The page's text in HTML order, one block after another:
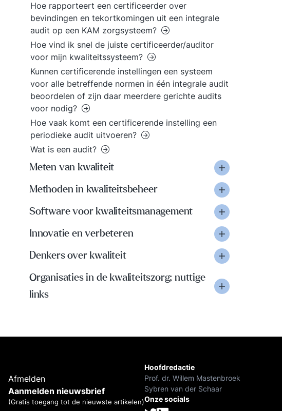
Hoe rapporteert een certificeerder over
bevindingen en tekortkomingen uit een integrale
audit op een KAM zorgsysteem?
Hoe vind ik snel de juiste certificeerder/auditor
voor mijn kwaliteitssysteem?
Kunnen certificerende instellingen een systeem
voor alle betreffende normen in één integrale audit
beoordelen of zijn daar meerdere gerichte audits
voor nodig?
Hoe vaak komt een certificerende instelling een
periodieke audit uitvoeren?
Wat is een audit?
Meten van kwaliteit
Methoden in kwaliteitsbeheer
Software voor kwaliteitsmanagement
Innovatie en verbeteren
Denkers over kwaliteit
Organisaties in de kwaliteitszorg; nuttige
links
Afmelden
Aanmelden nieuwsbrief
(Gratis toegang tot de nieuwste artikelen)
Hoofdredactie
Prof. dr. Willem Mastenbroek
Sybren van der Schaar
Onze socials